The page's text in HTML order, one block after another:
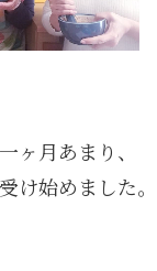
ヶ月あまり、
け始めました。